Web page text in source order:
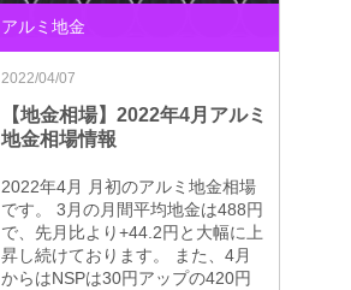
アルミ地金
2022/04/07
【地金相場】2022年4月アルミ
地金相場情報
2022年4月 月初のアルミ地金相場
です。 3月の月間平均地金は488円
で、先月比より+44.2円と大幅に上
昇し続けております。 また、4月
からはNSPは30円アップの420円